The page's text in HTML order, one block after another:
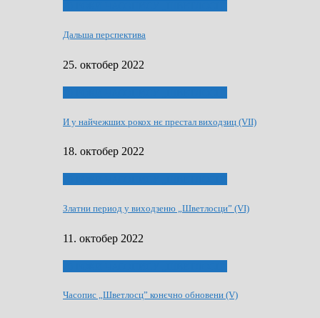
Дальша перспектива
25. октобер 2022
И у найчежших рокох нє престал виходзиц (VII)
18. октобер 2022
Златни период у виходзеню „Шветлосци” (VI)
11. октобер 2022
Часопис „Шветлосц” конєчно обновени (V)